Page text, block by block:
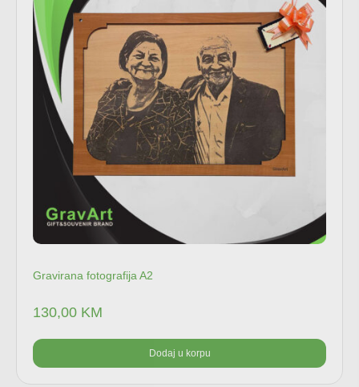
Gravirana fotografija A2
130,00 KM
Dodaj u korpu